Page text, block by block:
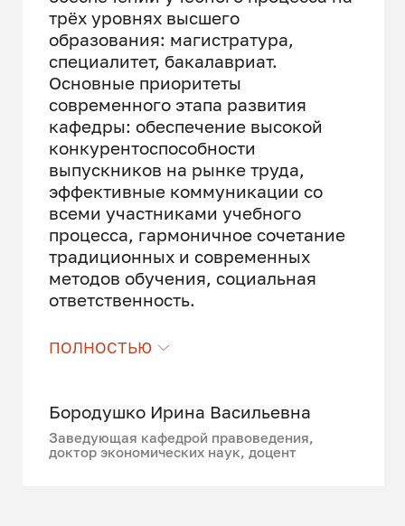
трёх уровнях высшего
образования: магистратура,
специалитет, бакалавриат.
Основные приоритеты
современного этапа развития
кафедры: обеспечение высокой
конкурентоспособности
выпускников на рынке труда,
эффективные коммуникации со
всеми участниками учебного
процесса, гармоничное сочетание
традиционных и современных
методов обучения, социальная
ответственность.
процесса позволяет успешно
научном уровне.
Стратегическая цель кафедры:
подготовка универсальных
ПОЛНОСТЬЮ
Бородушко Ирина Васильевна
Заведующая кафедрой правоведения,
доктор экономических наук, доцент